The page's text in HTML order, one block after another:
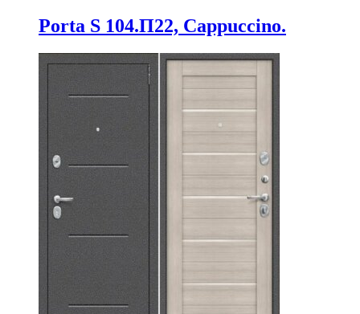
Porta S 104.П22, Cappuccino.